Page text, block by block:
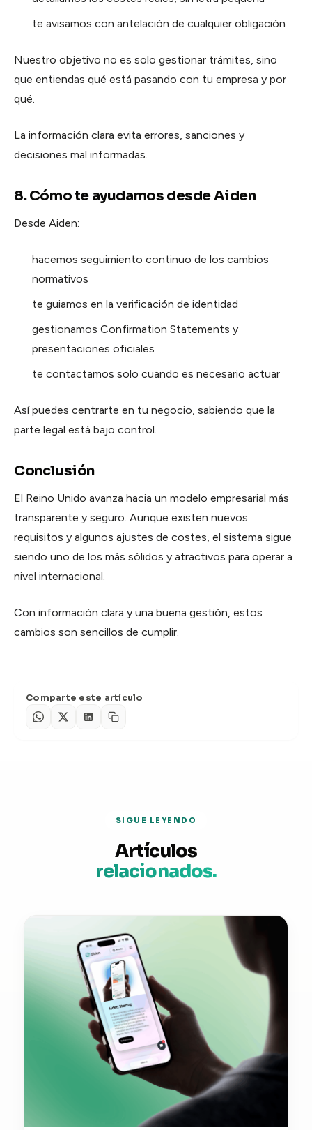
te avisamos con antelación de cualquier obligación
Nuestro objetivo no es solo gestionar trámites, sino
que entiendas qué está pasando con tu empresa y por
qué.
La información clara evita errores, sanciones y
decisiones mal informadas.
8. Cómo te ayudamos desde Aiden
Desde Aiden:
hacemos seguimiento continuo de los cambios
normativos
te guiamos en la verificación de identidad
gestionamos Confirmation Statements y
presentaciones oficiales
te contactamos solo cuando es necesario actuar
Así puedes centrarte en tu negocio, sabiendo que la
parte legal está bajo control.
Conclusión
El Reino Unido avanza hacia un modelo empresarial más
transparente y seguro. Aunque existen nuevos
requisitos y algunos ajustes de costes, el sistema sigue
siendo uno de los más sólidos y atractivos para operar a
nivel internacional.
Con información clara y una buena gestión, estos
cambios son sencillos de cumplir.
Comparte este artículo
SIGUE LEYENDO
Artículos
relacionados.